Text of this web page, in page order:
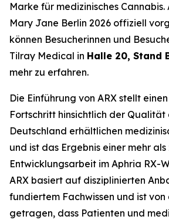
Marke für medizinisches
Mary Jane Berlin 2026 offiziell
können Besucherinnen und
Tilray Medical in Halle 20, Stand
mehr zu erfahren.
Die Einführung von ARX stellt
Fortschritt hinsichtlich der Qualität
Deutschland erhältlichen
und ist das Ergebnis einer mehr
Entwicklungsarbeit im Aphria RX-
ARX basiert auf disziplinierten
fundiertem Fachwissen und ist
getragen, dass Patienten und